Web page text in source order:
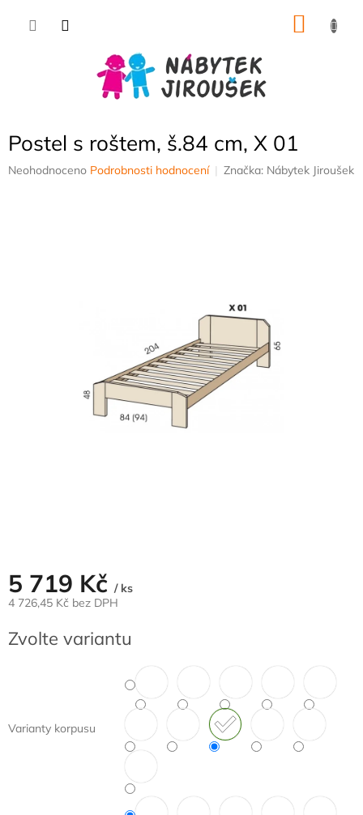
Postel s roštem, š.84 cm, X 01
Průměrné
Neohodnoceno Podrobnosti hodnocení Značka: Nábytek Jiroušek
5 719 Kč / ks
4 726,45 Kč bez DPH
cena:
Zvolte variantu
Varianty korpusu